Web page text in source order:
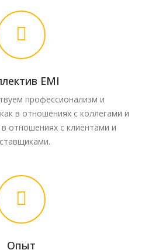
EMI
профессионализм и
в отношениях с коллегами и
отношениях с клиентами и
Опыт